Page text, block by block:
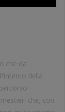
che da
della
che, con